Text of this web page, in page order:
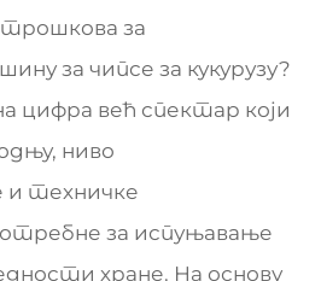
трошкова за
за чипсе за кукурузу?
цифра већ спектар који
ниво
и техничке
за испуњавање
хране. На основу